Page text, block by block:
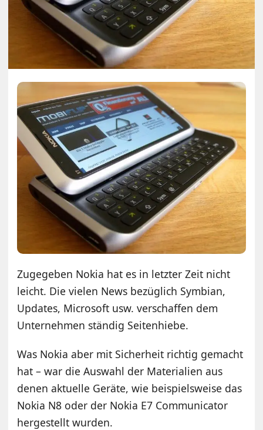
Zugegeben Nokia hat es in letzter Zeit nicht
leicht. Die vielen News bezüglich Symbian,
Updates, Microsoft usw. verschaffen dem
Unternehmen ständig Seitenhiebe.
Was Nokia aber mit Sicherheit richtig gemacht
hat – war die Auswahl der Materialien aus
denen aktuelle Geräte, wie beispielsweise das
Nokia N8 oder der Nokia E7 Communicator
hergestellt wurden.